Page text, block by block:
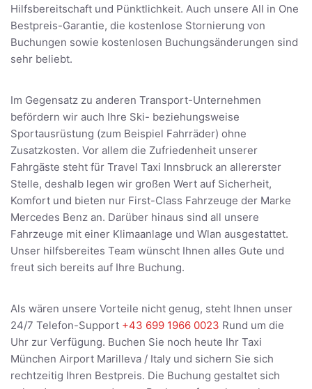
Hilfsbereitschaft und Pünktlichkeit. Auch unsere All in One
Bestpreis-Garantie, die kostenlose Stornierung von
Buchungen sowie kostenlosen Buchungsänderungen sind
sehr beliebt.
Im Gegensatz zu anderen Transport-Unternehmen
befördern wir auch Ihre Ski- beziehungsweise
Sportausrüstung (zum Beispiel Fahrräder) ohne
Zusatzkosten. Vor allem die Zufriedenheit unserer
Fahrgäste steht für Travel Taxi Innsbruck an allererster
Stelle, deshalb legen wir großen Wert auf Sicherheit,
Komfort und bieten nur First-Class Fahrzeuge der Marke
Mercedes Benz an. Darüber hinaus sind all unsere
Fahrzeuge mit einer Klimaanlage und Wlan ausgestattet.
Unser hilfsbereites Team wünscht Ihnen alles Gute und
freut sich bereits auf Ihre Buchung.
Als wären unsere Vorteile nicht genug, steht Ihnen unser
24/7 Telefon-Support +43 699 1966 0023 Rund um die
Uhr zur Verfügung. Buchen Sie noch heute Ihr Taxi
München Airport Marilleva / Italy und sichern Sie sich
rechtzeitig Ihren Bestpreis. Die Buchung gestaltet sich